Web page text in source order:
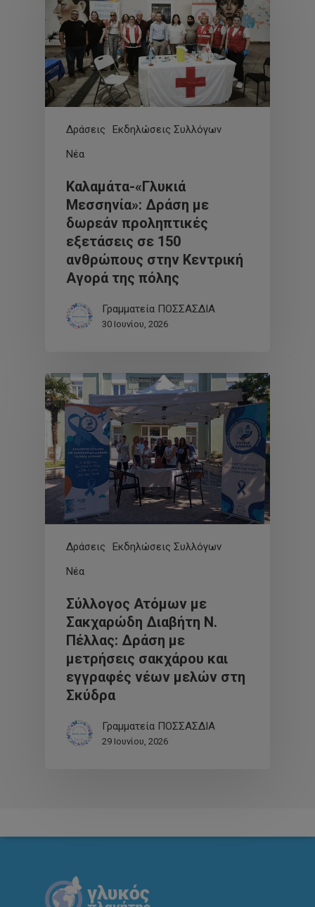
Δράσεις
Εκδηλώσεις Συλλόγων
Νέα
Καλαμάτα-«Γλυκιά
Μεσσηνία»: Δράση με
δωρεάν προληπτικές
εξετάσεις σε 150
ανθρώπους στην Κεντρική
Αγορά της πόλης
Γραμματεία ΠΟΣΣΑΣΔΙΑ
30 Ιουνίου, 2026
Δράσεις
Εκδηλώσεις Συλλόγων
Νέα
Σύλλογος Ατόμων με
Σακχαρώδη Διαβήτη Ν.
Πέλλας: Δράση με
μετρήσεις σακχάρου και
εγγραφές νέων μελών στη
Σκύδρα
Γραμματεία ΠΟΣΣΑΣΔΙΑ
29 Ιουνίου, 2026